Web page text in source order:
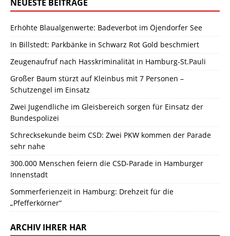
NEUESTE BEITRÄGE
Erhöhte Blaualgenwerte: Badeverbot im Öjendorfer See
In Billstedt: Parkbänke in Schwarz Rot Gold beschmiert
Zeugenaufruf nach Hasskriminalität in Hamburg-St.Pauli
Großer Baum stürzt auf Kleinbus mit 7 Personen –
Schutzengel im Einsatz
Zwei Jugendliche im Gleisbereich sorgen für Einsatz der
Bundespolizei
Schrecksekunde beim CSD: Zwei PKW kommen der Parade
sehr nahe
300.000 Menschen feiern die CSD-Parade in Hamburger
Innenstadt
Sommerferienzeit in Hamburg: Drehzeit für die
„Pfefferkörner“
ARCHIV IHRER HAR